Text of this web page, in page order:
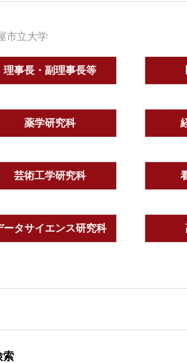
市立大学
理事長・副理事長等
薬学研究科
芸術工学研究科
ータサイエンス研究科
索